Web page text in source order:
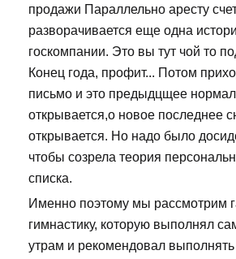
продажи Параллельно аресту
разворачивается еще одна
госкомпании. Это вы тут чой то
Конец года, профит... Потом
письмо и это предыдцщее
открывается,о новое последнее
открывается. Но надо было
чтобы созрела теория
списка.
Именно поэтому мы рассмотрим
гимнастику, которую выполнял
утрам и рекомендовал выполнять